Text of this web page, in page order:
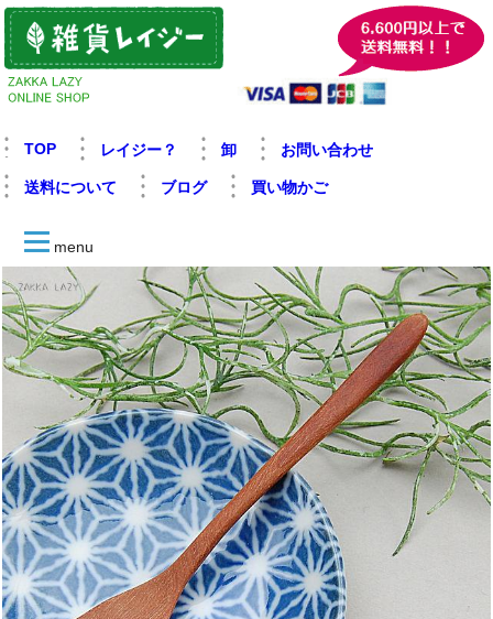
TOP レイジー？ 卸 お問い合わせ
送料について ブログ 買い物かご
menu